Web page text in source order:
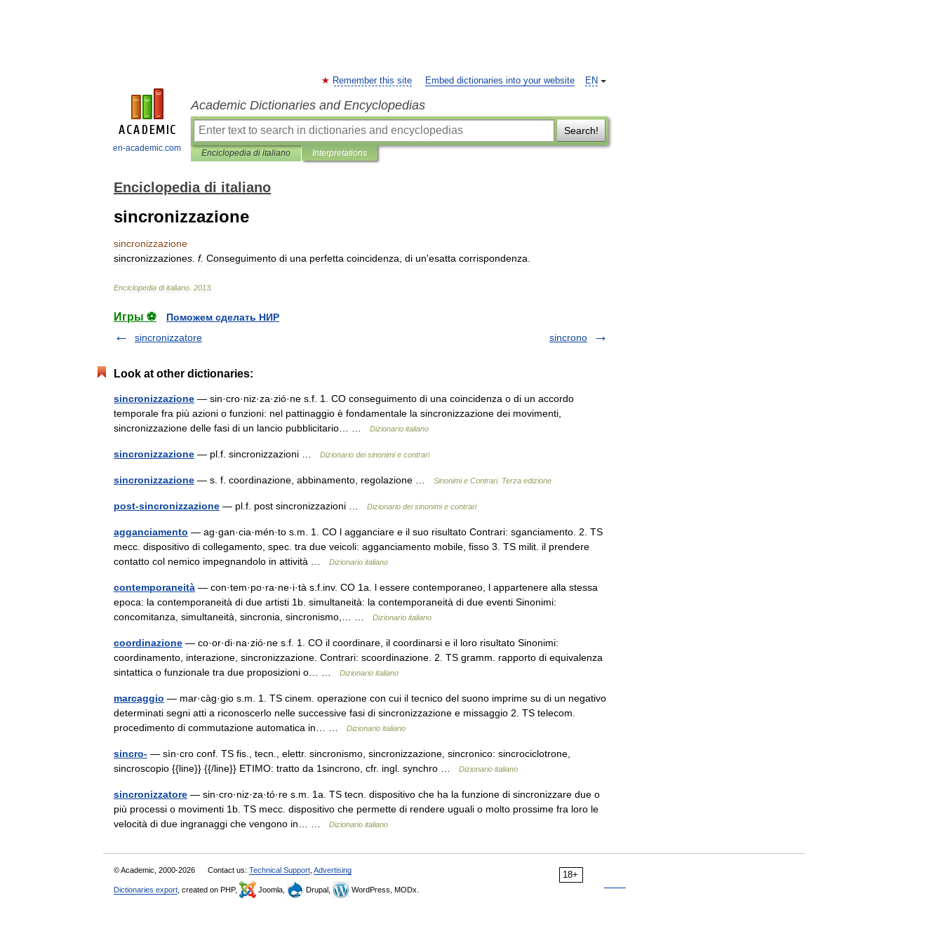
en-academic.com
EN
Remember this site Embed dictionaries into your website
Academic Dictionaries and Encyclopedias
Search!
Enciclopedia di italiano Interpretations
Enciclopedia di italiano
sincronizzazione
sincronizzazione
sincronizzaziones f. Conseguimento di una perfetta coincidenza di un'esatta corrispondenza
Enciclopedia di italiano 2013
Игры ⚽
Поможем сделать НИР
sincronizzatore
sincrono
Look at other dictionaries:
sincronizzazione — sin·cro·niz·za·zió·ne s.f. 1. CO conseguimento di una coincidenza o di un accordo
temporale fra più azioni o funzioni: nel pattinaggio è fondamentale la sincronizzazione dei movimenti,
sincronizzazione delle fasi di un lancio pubblicitario… …
Dizionario italiano
sincronizzazione — pl.f. sincronizzazioni … Dizionario dei sinonimi e contrari
sincronizzazione — s. f. coordinazione, abbinamento, regolazione … Sinonimi e Contrari. Terza edizione
post-sincronizzazione — pl.f. post sincronizzazioni … Dizionario dei sinonimi e contrari
agganciamento — ag·gan·cia·mén·to s.m. 1. CO l agganciare e il suo risultato Contrari: sganciamento. 2. TS
mecc. dispositivo di collegamento, spec. tra due veicoli: agganciamento mobile, fisso 3. TS milit. il prendere
contatto col nemico impegnandolo in attività …
Dizionario italiano
contemporaneità — con·tem·po·ra·ne·i·tà s.f.inv. CO 1a. l essere contemporaneo, l appartenere alla stessa
epoca: la contemporaneità di due artisti 1b. simultaneità: la contemporaneità di due eventi Sinonimi:
concomitanza, simultaneità, sincronia, sincronismo,… …
Dizionario italiano
coordinazione — co·or·di·na·zió·ne s.f. 1. CO il coordinare, il coordinarsi e il loro risultato Sinonimi:
coordinamento, interazione, sincronizzazione. Contrari: scoordinazione. 2. TS gramm. rapporto di equivalenza
sintattica o funzionale tra due proposizioni o… …
Dizionario italiano
marcaggio — mar·càg·gio s.m. 1. TS cinem. operazione con cui il tecnico del suono imprime su di un negativo
determinati segni atti a riconoscerlo nelle successive fasi di sincronizzazione e missaggio 2. TS telecom.
procedimento di commutazione automatica in… …
Dizionario italiano
sincro- — sìn·cro conf. TS fis., tecn., elettr. sincronismo, sincronizzazione, sincronico: sincrociclotrone,
sincroscopio {{line}} {{/line}} ETIMO: tratto da 1sincrono, cfr. ingl. synchro …
Dizionario italiano
sincronizzatore — sin·cro·niz·za·tó·re s.m. 1a. TS tecn. dispositivo che ha la funzione di sincronizzare due o
più processi o movimenti 1b. TS mecc. dispositivo che permette di rendere uguali o molto prossime fra loro le
velocità di due ingranaggi che vengono in… …
Dizionario italiano
18+
© Academic, 2000-2026 Contact us: Technical Support Advertising
Dictionaries export , created on PHP, Joomla, Drupal, WordPress, MODx.